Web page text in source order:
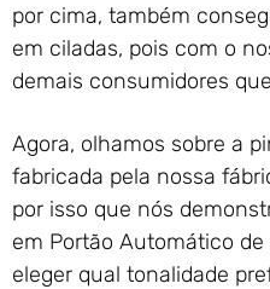
por cima, também
em ciladas, pois com o
demais consumidores
Agora, olhamos sobre a
fabricada pela nossa
por isso que nós
em Portão Automático
eleger qual tonalidade